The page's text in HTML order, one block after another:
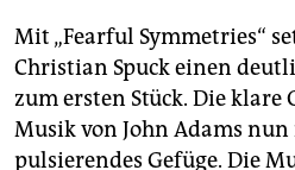
Mit „Fearful Symmetries“
Christian Spuck einen
zum ersten Stück. Die
Musik von John Adams
pulsierendes Gefüge. Die